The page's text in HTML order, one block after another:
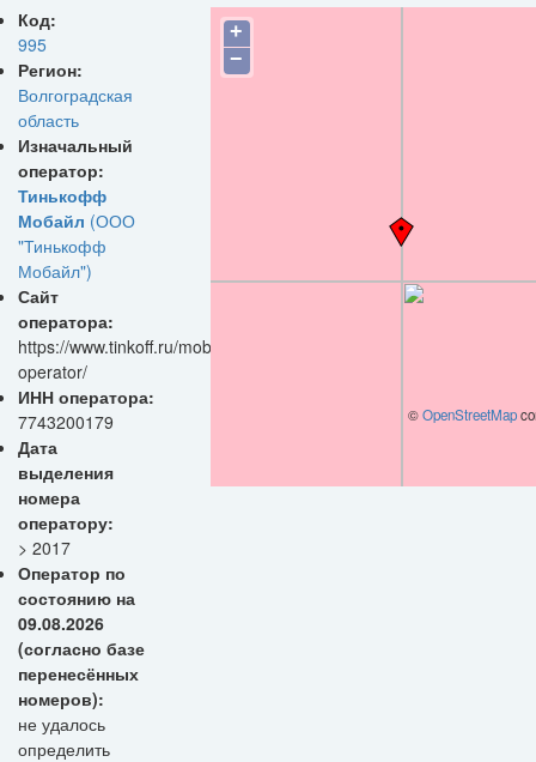
Код:
995
Регион:
Волгоградская
область
Изначальный
оператор:
Тинькофф
Мобайл (ООО
"Тинькофф
Мобайл")
Сайт
оператора:
https://www.tinkoff.ru/mobile-
operator/
ИНН оператора:
7743200179
Дата
выделения
номера
оператору:
> 2017
Оператор по
состоянию на
09.08.2026
(согласно базе
перенесённых
номеров):
не удалось
определить
+
−
©OpenStreetMap